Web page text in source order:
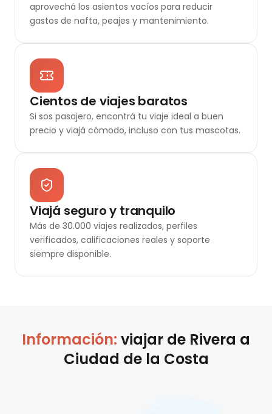
aprovechá los asientos vacíos para reducir
gastos de nafta, peajes y mantenimiento.
Cientos de viajes baratos
Si sos pasajero, encontrá tu viaje ideal a buen
precio y viajá cómodo, incluso con tus mascotas.
Viajá seguro y tranquilo
Más de 30.000 viajes realizados, perfiles
verificados, calificaciones reales y soporte
siempre disponible.
Información: viajar de Rivera a
Ciudad de la Costa